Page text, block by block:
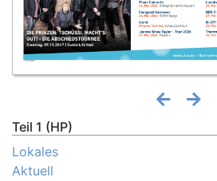
Teil 1 (HP)
Lokales
Aktuell